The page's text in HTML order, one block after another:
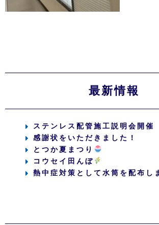
最新情報
ステンレス配管施工説明会開催
感謝状をいただきました！
とつか夏まつり
コウセイ田んぼ
熱中症対策として水筒を配布し